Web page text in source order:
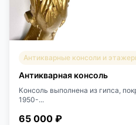
Антикварные консоли и
Антикварная консоль
Консоль выполнена из гипса,
1950-...
65 000 ₽